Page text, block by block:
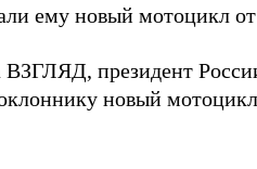
ему новый мотоцикл
ВЗГЛЯД, президент
новый